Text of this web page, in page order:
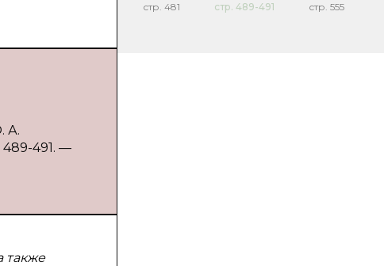
А.
491. —
также
стр. 481 стр. 489-491 стр. 555